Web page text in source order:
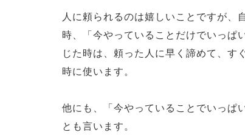
人に頼られるのは嬉しいことですが、
時、「今やっていることだけでいっぱ
じた時は、頼った人に早く諦めて、す
時に使います。
他にも、「今やっていることでいっぱ
とも言います。